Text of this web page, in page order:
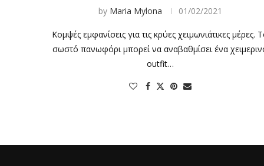
by Maria Mylona 01/02/2021
Κομψές εμφανίσεις για τις κρύες χειμωνιάτικες μέρες.
σωστό πανωφόρι μπορεί να αναβαθμίσει ένα
outfit…